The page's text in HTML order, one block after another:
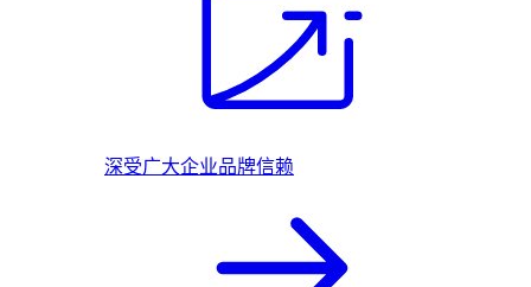
深受广大企业品牌信赖